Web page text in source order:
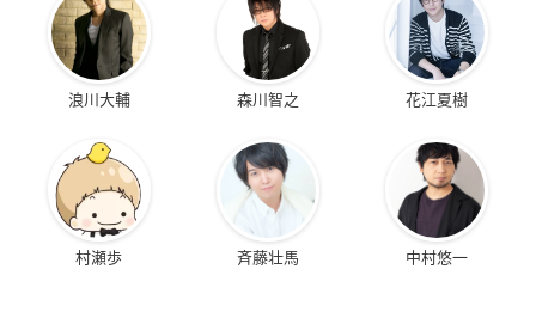
浪川大輔 森川智之 花江夏樹
村瀬歩 斉藤壮馬 中村悠一